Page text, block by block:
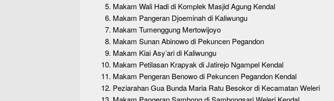
Makam Wali Hadi di Komplek Masjid Agung Kendal
Makam Pangeran Djoeminah di Kaliwungu
Makam Tumenggung Mertowijoyo
Makam Sunan Abinowo di Pekuncen Pegandon
Makam Kiai Asy’ari di Kaliwungu
Makam Petilasan Krapyak di Jatirejo Ngampel Kendal
Makam Pengeran Benowo di Pekuncen Pegandon Kendal
Peziarahan Gua Bunda Maria Ratu Besokor di Kecamatan Weleri